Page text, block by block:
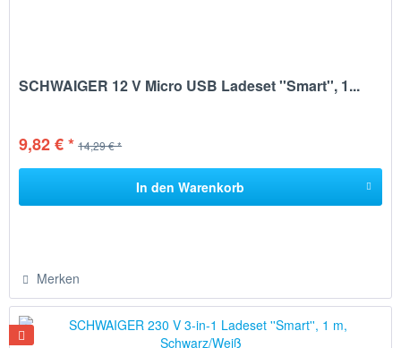
SCHWAIGER 12 V Micro USB Ladeset ''Smart'', 1...
9,82 € * 14,29 € *
In den Warenkorb
Merken